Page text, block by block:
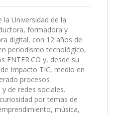
la Universidad de la
formadora y
digital, con 12 años de
periodismo tecnológico,
ENTER.CO y, desde su
Impacto TIC, medio en
procesos
de redes sociales.
por temas de
música,